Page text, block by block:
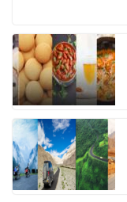
c
e
b
o
o
k
itt
er